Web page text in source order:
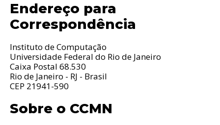
Endereço para
Correspondência
Instituto de Computação
Universidade Federal do Rio de Janeiro
Caixa Postal 68.530
Rio de Janeiro - RJ - Brasil
CEP 21941-590
Sobre o CCMN